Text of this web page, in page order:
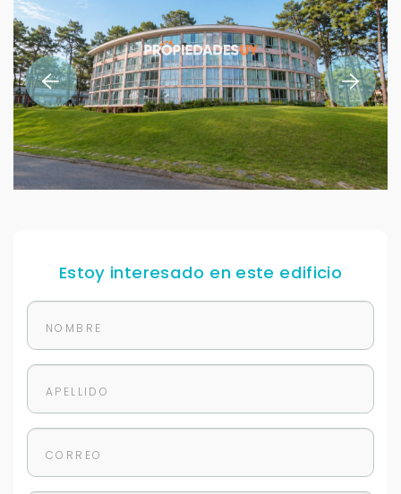
Estoy interesado en este edificio